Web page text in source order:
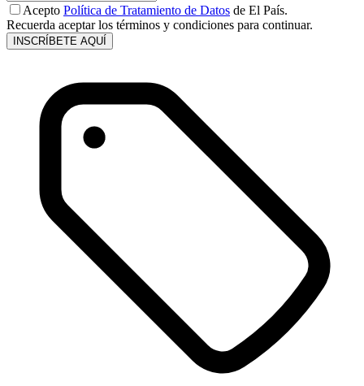
Acepto Política de Tratamiento de Datos de El País.
Recuerda aceptar los términos y condiciones para continuar.
INSCRÍBETE AQUÍ